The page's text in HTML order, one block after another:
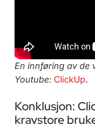
En innføring av de
Youtube: ClickUp.
Konklusjon:
kravstore